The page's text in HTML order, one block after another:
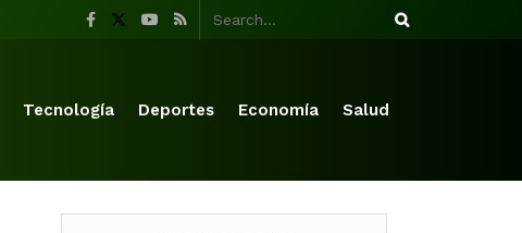
Tecnología Deportes Economía Salud